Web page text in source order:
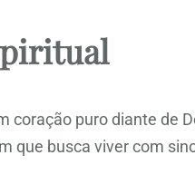
coração puro diante de
que busca viver com